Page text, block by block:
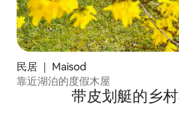
民居 ｜ Maisod
靠近湖泊的度假木屋
带皮划艇的乡